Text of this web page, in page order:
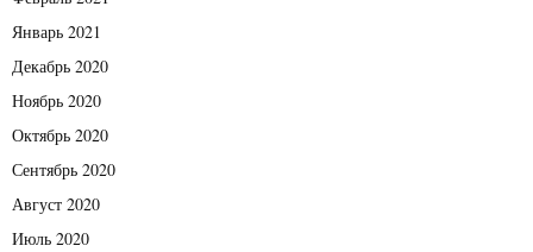
Январь 2021
Декабрь 2020
Ноябрь 2020
Октябрь 2020
Сентябрь 2020
Август 2020
Июль 2020